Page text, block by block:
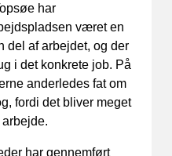
har
været en
del af arbejdet, og der
i det konkrete job. På
anderledes fat om
fordi det bliver meget
har gennemført